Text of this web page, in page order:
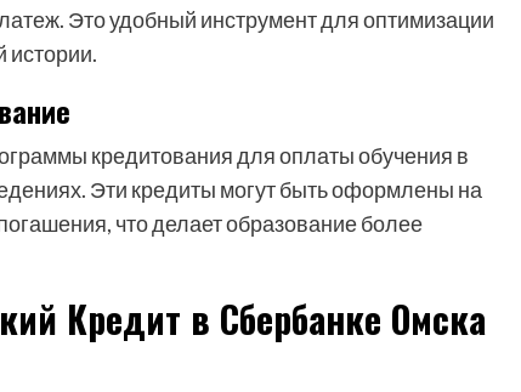
Это удобный инструмент для оптимизации
истории.
кредитования для оплаты обучения в
Эти кредиты могут быть оформлены на
что делает образование более
Кредит в Сбербанке Омска